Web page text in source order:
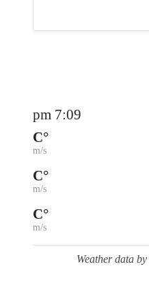
7:09 pm
°C
m/s
°C
m/s
°C
m/s
Weather data by